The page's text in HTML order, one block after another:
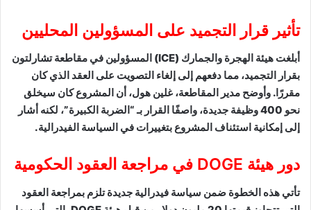
تأثير قرار التجميد على المسؤولين المحليين
أبلغت هيئة الهجرة والجمارك (ICE) المسؤولين في مقاطعة تشارلتون
بقرار التجميد، مما دفعهم إلى إلغاء التصويت على العقد الذي كان
مقررًا. وأوضح مدير المقاطعة، غلين هول، أن المشروع كان سيخلق
نحو 400 وظيفة جديدة، واصفًا القرار بـ “الضربة الكبيرة”، لكنه أشار
إلى إمكانية استئناف المشروع بتغييرات في السياسة الفيدرالية.
دور هيئة DOGE في مراجعة العقود الحكومية
تأتي هذه الخطوة ضمن سياسة فيدرالية جديدة تلزم بمراجعة العقود